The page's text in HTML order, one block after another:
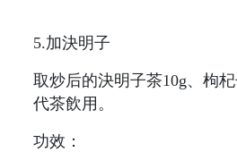
5.加決明子
取炒后的決明子茶10g、枸
代茶飲用。
功效：